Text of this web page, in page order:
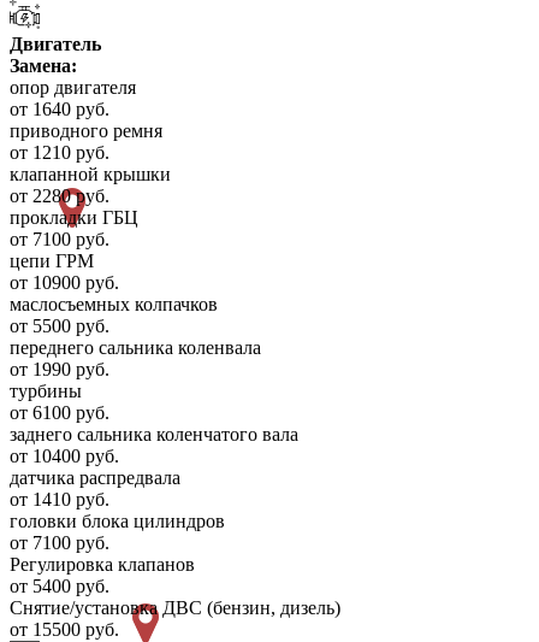
Двигатель
Замена:
опор двигателя
от 1640 руб.
приводного ремня
от 1210 руб.
клапанной крышки
от 2280 руб.
прокладки ГБЦ
от 7100 руб.
цепи ГРМ
от 10900 руб.
маслосъемных колпачков
от 5500 руб.
переднего сальника коленвала
от 1990 руб.
турбины
от 6100 руб.
заднего сальника коленчатого вала
от 10400 руб.
датчика распредвала
от 1410 руб.
головки блока цилиндров
от 7100 руб.
Регулировка клапанов
от 5400 руб.
Снятие/установка ДВС (бензин, дизель)
от 15500 руб.